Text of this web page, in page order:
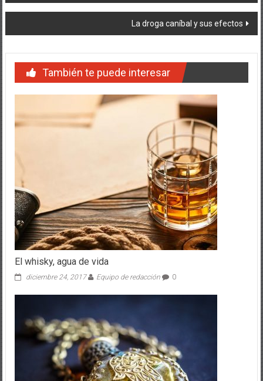
de
entradas
La droga caníbal y sus efectos
También te puede interesar
El whisky, agua de vida
diciembre 24, 2017 Equipo de redacción 0